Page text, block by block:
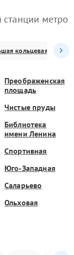
метро
кольцевая
Преображенская
площадь
Чистые пруды
Библиотека
имени Ленина
Спортивная
Юго-Западная
Саларьево
Ольховая